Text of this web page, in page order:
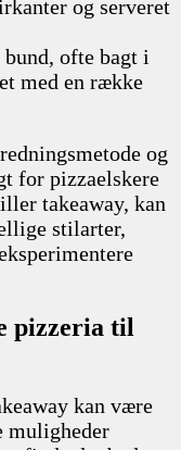
og serveret
ofte bagt i
med en række
og
for pizzaelskere
takeaway, kan
stilarter,
pizzeria til
kan være
muligheder